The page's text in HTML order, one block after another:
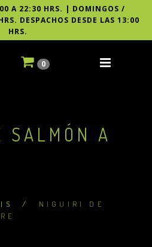
A 22:30 HRS. | DOMINGOS /
DESPACHOS DESDE LAS 13:00
HRS.
0
SALMÓN A
/ NIGUIRI DE